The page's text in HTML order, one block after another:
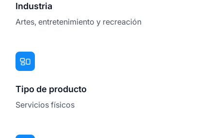
Industria
Artes, entretenimiento y recreación
Tipo de producto
Servicios físicos